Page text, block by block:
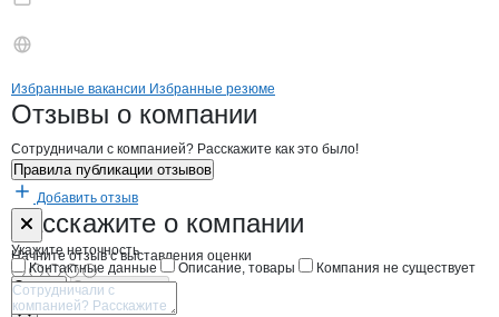
Брендыкомпани Липецкое ГУП по
Вакансии вЛипецкое ГУП по
Избранные вакансии Избранные резюме
Новости oЛипецкое ГУП по
Отзывы о компании
Сотрудничали с компанией? Расскажите как это было!
Правила публикации отзывов
Добавить отзыв
Расскажите о компании
Начните отзыв с выставления оценки
Форма обратной связи о неточностях
Укажите неточность
Контактные данные
Описание, товары Компания не существует
Отмена Опубликовать